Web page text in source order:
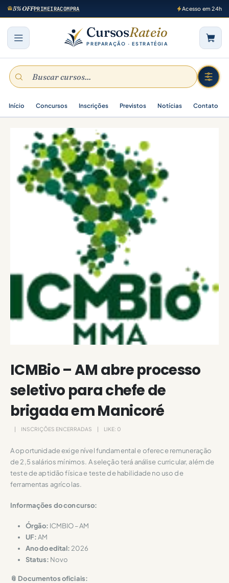
5% OFFPRIMEIRACOMPRA Acesso em 24h
CursosRateio
PREPARAÇÃO · ESTRATÉGIA
Início Concursos Inscrições Previstos Notícias Contato
ICMBio – AM abre processo
seletivo para chefe de
brigada em Manicoré
INSCRIÇÕES ENCERRADAS LIKE: 0
A oportunidade exige nível fundamental e oferece remuneração
de 2,5 salários mínimos. A seleção terá análise curricular, além de
teste de aptidão física e teste de habilidade no uso de
ferramentas agrícolas.
Informações do concurso:
Órgão: ICMBIO – AM
UF:AM
Ano do edital: 2026
Status: Novo
📎 Documentos oficiais: